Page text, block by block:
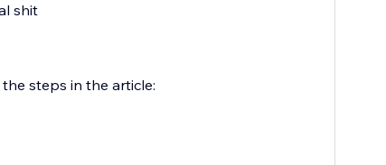
shit
steps in the article: